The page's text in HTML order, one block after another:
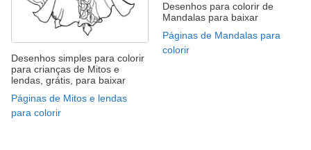
Desenhos simples para colorir
para crianças de Mitos e
lendas, grátis, para baixar
Páginas de Mitos e lendas
para colorir
Desenhos para colorir de
Mandalas para baixar
Páginas de Mandalas para
colorir